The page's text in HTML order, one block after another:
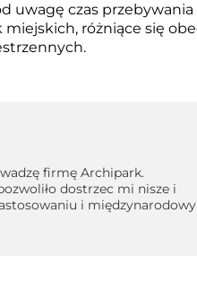
uwagę czas przebywania
różniące się
firmę Archipark.
dostrzec mi nisze i
i